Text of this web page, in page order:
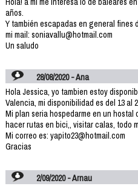
años.
Y también escapadas en general fines
mi mail: soniavallu@hotmail.com
Un saludo
28/08/2020 - Ana
Hola Jessica, yo tambien estoy
Valencia, mi disponibilidad es del 13 al
Mi plan seria hospedarme en un hostal
hacer rutas en bici,, visitar calas, todo
Mi correo es: yapito23@hotmail.com
Gracias
2/09/2020 - Arnau